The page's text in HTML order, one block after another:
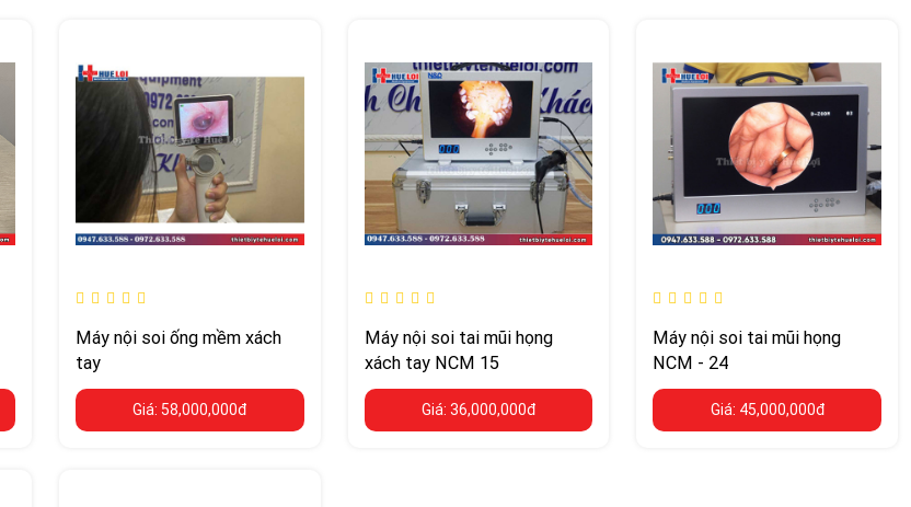
Máy nội soi ống mềm xách
tay
Giá: 58,000,000đ
Máy nội soi tai mũi họng
xách tay NCM 15
Giá: 36,000,000đ
Máy nội soi tai mũi họng
NCM - 24
Giá: 45,000,000đ